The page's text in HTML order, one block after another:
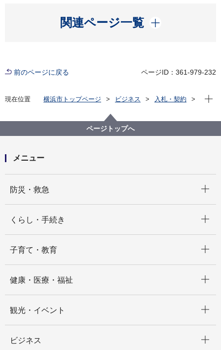
関連ページ一覧
開く
前のページに戻る ページID：361-979-232
現在位置 横浜市トップページ ビジネス
入札・契約
【入札結果掲載】【公募型指名競争入札】横浜市次世
代ＤＸ人材支援事業業務委託
現在
ページトップへ
メニュー
防災・救急
くらし・手続き
子育て・教育
健康・医療・福祉
観光・イベント
ビジネス